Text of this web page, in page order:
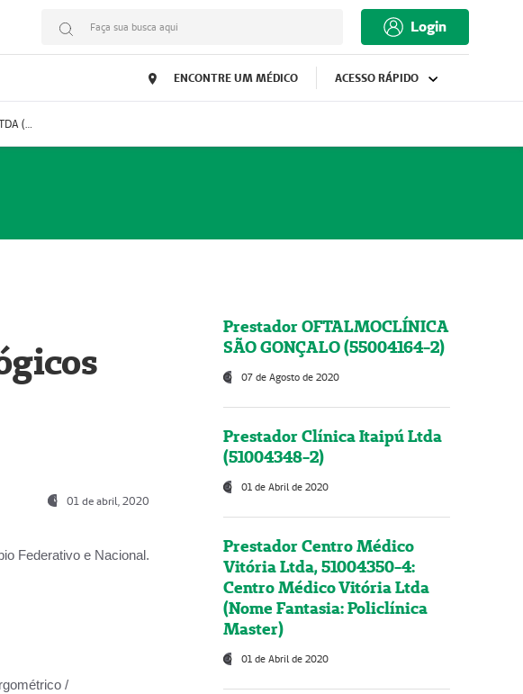
Faça sua busca aqui Login
ENCONTRE UM MÉDICO ACESSO RÁPIDO
Prestador Decordis Exames Cardiológicos LTDA (51004347-4)
01 de abril, 2020
Federativo e Nacional.
/
Prestador OFTALMOCLÍNICA
SÃO GONÇALO (55004164-2)
07 de Agosto de 2020
Prestador Clínica Itaipú Ltda
(51004348-2)
01 de Abril de 2020
Prestador Centro Médico
Vitória Ltda, 51004350-4:
Centro Médico Vitória Ltda
(Nome Fantasia: Policlínica
Master)
01 de Abril de 2020